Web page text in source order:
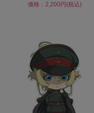
価格：2,200円(税込)